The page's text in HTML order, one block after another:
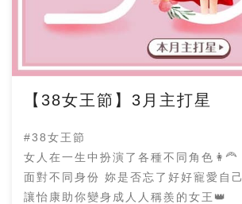
【38女王節】3月主打星
#38女王節
女人在一生中扮演了各種不同角色👩‍🦰
面對不同身份 妳是否忘了好好寵愛自己
讓怡康助你變身成人人稱羨的女王👑